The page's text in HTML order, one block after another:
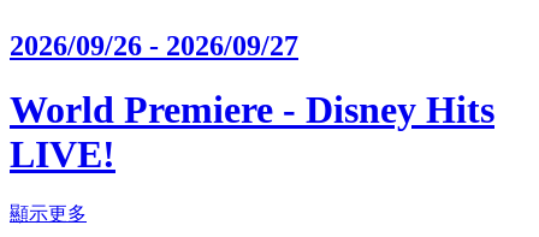
2026/09/26 - 2026/09/27
World Premiere - Disney Hits
LIVE!
顯示更多